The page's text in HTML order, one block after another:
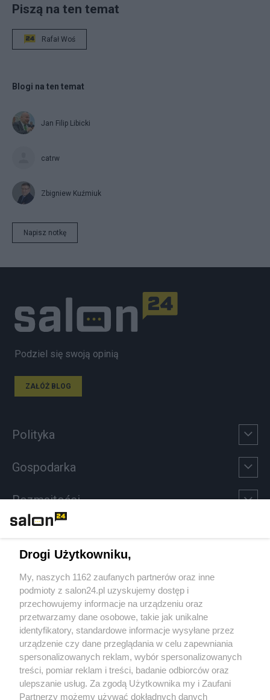
Piszą na ten temat
Rafał Woś
Blogi na ten temat
Jan Filip Libicki
catrw
Zbigniew Kuźmiuk
Napisz notkę
Podziel się swoją opinią
ZAŁÓŻ BLOG
Polityka
Gospodarka
Rozmaitości
Sport
Społeczeństwo
Kultura
X Facebook Instagram Youtube
Drogi Użytkowniku,
My, naszych 1162 zaufanych partnerów oraz inne
podmioty z salon24.pl uzyskujemy dostęp i
przechowujemy informacje na urządzeniu oraz
przetwarzamy dane osobowe, takie jak unikalne
identyfikatory, standardowe informacje wysyłane przez
urządzenie czy dane przeglądania w celu zapewniania
spersonalizowanych reklam, wybór spersonalizowanych
treści, pomiar reklam i treści, badanie odbiorców oraz
ulepszanie usług. Za zgodą Użytkownika my i Zaufani
Partnerzy możemy używać dokładnych danych